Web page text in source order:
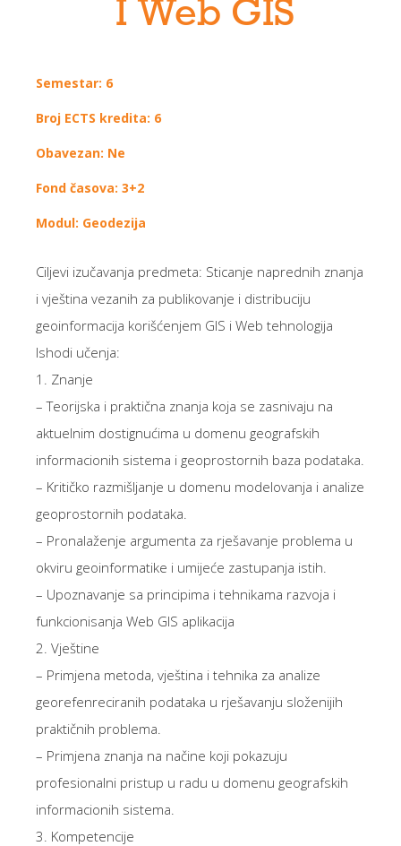
I Web GIS
Semestar: 6
Broj ECTS kredita: 6
Obavezan: Ne
Fond časova: 3+2
Modul: Geodezija
Ciljevi izučavanja predmeta: Sticanje naprednih znanja
i vještina vezanih za publikovanje i distribuciju
geoinformacija korišćenjem GIS i Web tehnologija
Ishodi učenja:
1. Znanje
– Teorijska i praktična znanja koja se zasnivaju na
aktuelnim dostignućima u domenu geografskih
informacionih sistema i geoprostornih baza podataka.
– Kritičko razmišljanje u domenu modelovanja i analize
geoprostornih podataka.
– Pronalaženje argumenta za rješavanje problema u
okviru geoinformatike i umijeće zastupanja istih.
– Upoznavanje sa principima i tehnikama razvoja i
funkcionisanja Web GIS aplikacija
2. Vještine
– Primjena metoda, vještina i tehnika za analize
georefenreciranih podataka u rješavanju složenijih
praktičnih problema.
– Primjena znanja na načine koji pokazuju
profesionalni pristup u radu u domenu geografskih
informacionih sistema.
3. Kompetencije